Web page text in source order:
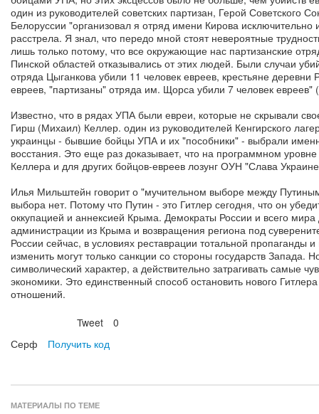
один из руководителей советских партизан, Герой Советского
Белоруссии "организовал я отряд имени Кирова исключительно
расстрела. Я знал, что передо мной стоят невероятные
лишь только потому, что все окружающие нас партизанские
Пинской областей отказывались от этих людей. Были случаи
отряда Цыганкова убили 11 человек евреев, крестьяне
евреев, "партизаны" отряда им. Щорса убили 7 человек
Известно, что в рядах УПА были евреи, которые не скрывали
Гирш (Михаил) Келлер. один из руководителей Кенгирского
украинцы - бывшие бойцы УПА и их "пособники" - выбрали
восстания. Это еще раз доказывает, что на программном
Келлера и для других бойцов-евреев лозунг ОУН "Слава
Илья Мильштейн говорит о "мучительном выборе между
выбора нет. Потому что Путин - это Гитлер сегодня, что он
оккупацией и аннексией Крыма. Демократы России и всего
администрации из Крыма и возвращения региона под
России сейчас, в условиях реставрации тотальной пропаганды
изменить могут только санкции со стороны государств
символический характер, а действительно затрагивать самые
экономики. Это единственный способ остановить нового
отношений.
Tweet
0
Серф
Получить код
МАТЕРИАЛЫ ПО ТЕМЕ